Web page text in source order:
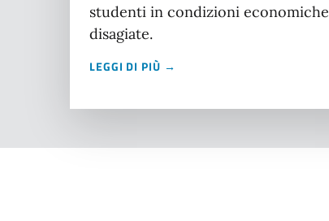
studenti in condizioni economiche
disagiate.
LEGGI DI PIÙ →